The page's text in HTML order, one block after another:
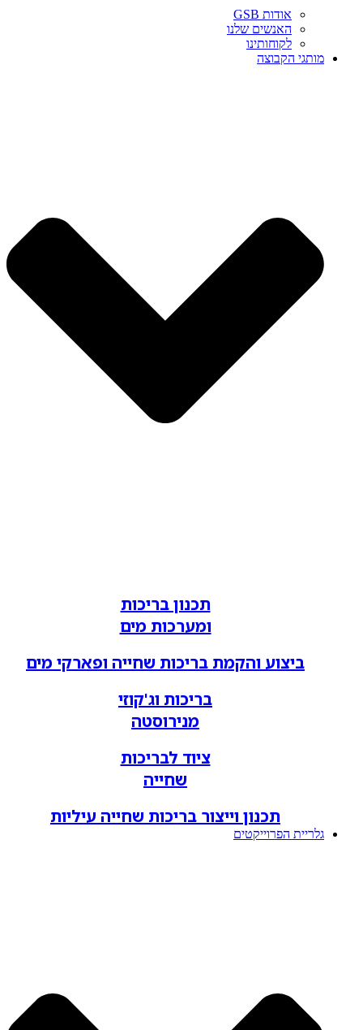
אודות GSB
האנשים שלנו
לקוחותינו
מותגי הקבוצה
תכנון בריכות
ומערכות מים
ביצוע והקמת בריכות שחייה ופארקי מים
בריכות וג'קוזי
מנירוסטה
ציוד לבריכות
שחייה
תכנון וייצור בריכות שחייה עיליות
גלריית הפרוייקטים